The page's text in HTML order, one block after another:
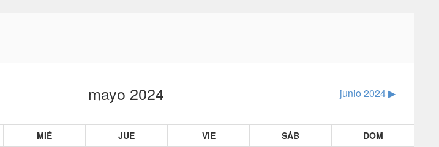
mayo 2024 junio 2024▶︎
MIÉ JUE VIE SÁB
DOM